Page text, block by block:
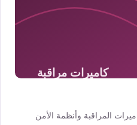
المراقبة وأنظمة الأمن